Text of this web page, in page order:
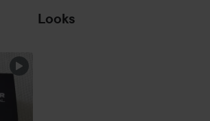
djärva fusion av natur och innovation
leendet" flaskan från La vie est
skulpterad som en kristallros. Denna
Looks